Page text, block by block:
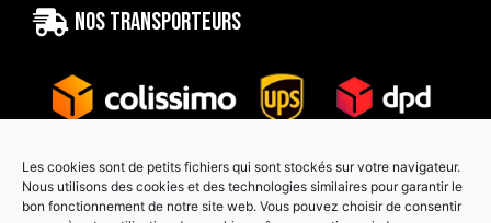
Les cookies sont de petits fichiers qui sont stockés sur votre navigateur.
Nous utilisons des cookies et des technologies similaires pour garantir le
bon fonctionnement de notre site web. Vous pouvez choisir de consentir
Nos transporteurs